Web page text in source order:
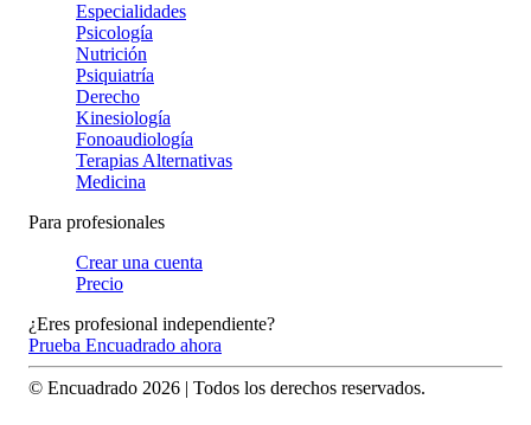
Especialidades
Psicología
Nutrición
Psiquiatría
Derecho
Kinesiología
Fonoaudiología
Terapias Alternativas
Medicina
Para profesionales
Crear una cuenta
Precio
¿Eres profesional independiente?
Prueba Encuadrado ahora
© Encuadrado 2026 | Todos los derechos reservados.